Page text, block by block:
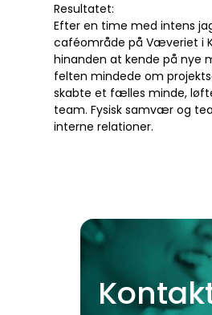
Resultatet:
Efter en time med intens
caféområde på Væveriet i
hinanden at kende på nye
felten mindede om
skabte et fælles minde,
team. Fysisk samvær og
interne relationer.